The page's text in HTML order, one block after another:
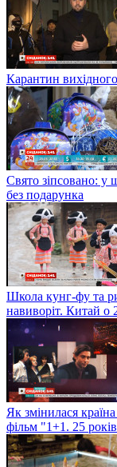
Карантин
Свято зіпсовано: у
без подарунка
Школа кунг-фу та
навиворіт. Китай о
Як змінилася
фільм "1+1. 25